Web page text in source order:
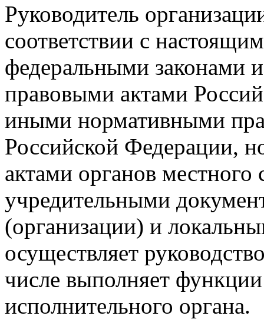
Руководитель
соответствии с
федеральными законами
правовыми актами
иными нормативными
Российской Федерации,
актами органов местного
учредительными
(организации) и
осуществляет
числе выполняет
исполнительного органа.